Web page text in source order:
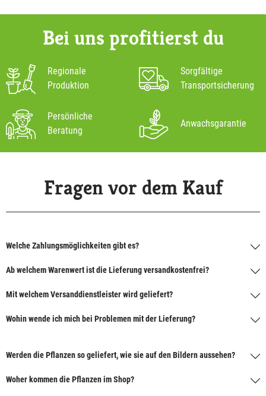
Bei uns profitierst du
Regionale
Produktion
Sorgfältige
Transportsicherung
Persönliche
Beratung
Anwachsgarantie
Fragen vor dem Kauf
Welche Zahlungsmöglichkeiten gibt es?
Ab welchem Warenwert ist die Lieferung versandkostenfrei?
Mit welchem Versanddienstleister wird geliefert?
Wohin wende ich mich bei Problemen mit der Lieferung?
Werden die Pflanzen so geliefert, wie sie auf den Bildern aussehen?
Woher kommen die Pflanzen im Shop?